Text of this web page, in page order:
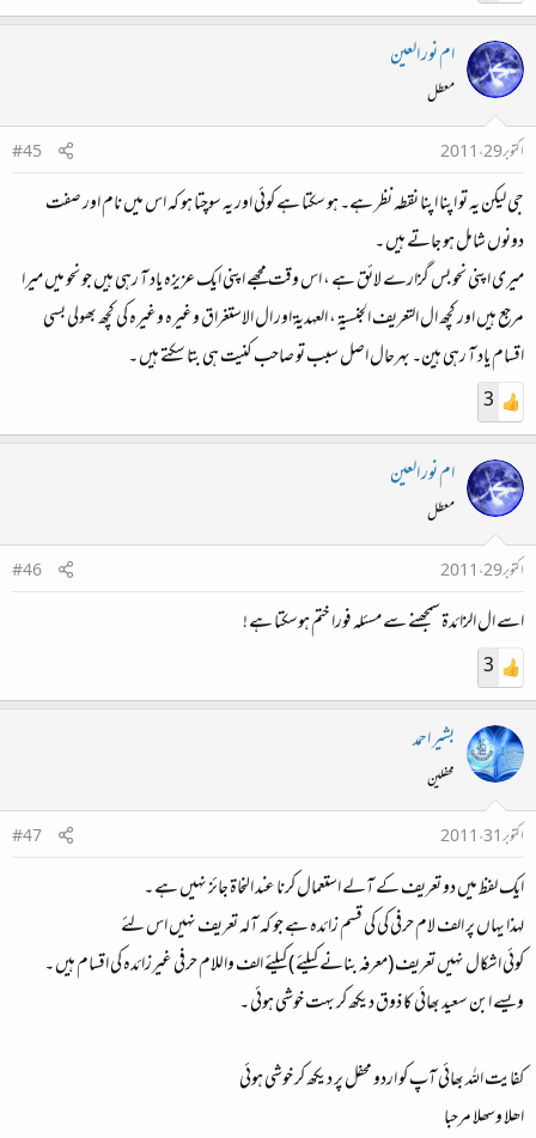
ام نور العين
معطل
اکتوبر 29، 2011
#45
جی ليكن يہ تو اپنا اپنا نقطہ نظر ہے۔ ہو سكتا ہے كوئى اور يہ سوچتا ہو کہ اس ميں نام اور صفت
دونوں شامل ہو جاتے ہيں ۔
ميرى اپنی نحو بس گزارے لائق ہے ، اس وقت مجھے اپنی ايك عزيزہ ياد آ رہی ہيں جو نحو ميں ميرا
مرجع ہيں اور كچھ ال التعريف الجنسية ، العهدية اور ال الاستغراق وغيرہ وغيرہ کی كچھ بھولى بسى
اقسام ياد آ رہی ہين۔ بہرحال اصل سبب تو صاحب كنيت ہی بتا سكتے ہيں ۔
3
ام نور العين
معطل
اکتوبر 29، 2011
#46
اسے ال الزائدة سمجھنے سے مسئلہ فورا ختم ہوسكتا ہے !
3
بشیر احمد
محفلین
اکتوبر 31، 2011
#47
ایک لفظ میں دو تعریف کے آلے استعمال کرنا عند النحاۃ جائز نہیں ہے ۔
لہذا یہاں پر الف لام حرفی کی کی قسم زائدہ ہے جو کہ آلہ تعریف نہیں اس لئے
کوئی اشکال نہیں تعریف (معرفہ بنانے کیلئے ) کیلئے الف واللام حرفی غیرزائدہ کی اقسام ہیں ۔
ویسے ابن سعید بھائی کا ذوق دیکھ کر بہت خوشی ہوئی ۔
کفایت اللہ بھائی آپ کو اردو محفل پر دیکھ کر خوشی ہوئی
اھلا وسھلا مرحبا